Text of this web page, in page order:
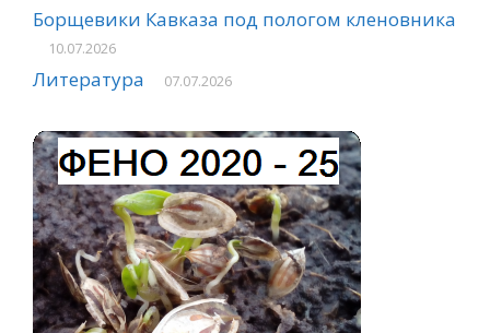
Борщевики Кавказа под пологом кленовника
10.07.2026
Литература 07.07.2026